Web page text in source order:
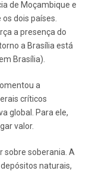
de Moçambique e
dois países.
a presença do
a Brasília está
Brasília).
a
críticos
global. Para ele,
valor.
sobre soberania. A
naturais,